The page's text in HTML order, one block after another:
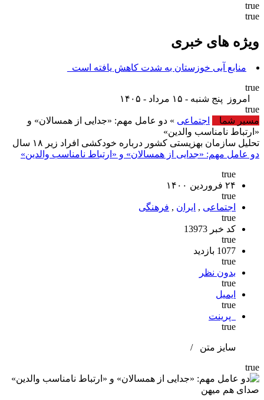
true
true
ویژه های خبری
نجار ر_
true
امروز پنج شنبه - ۱۵ مرداد - ۱۴۰۵
true
مسیر شما
اجتماعی » دو عامل مهم: «جدایی از همسالان» و
«ارتباط نامناسب والدین»
تحلیل سازمان بهزیستی کشور درباره خودکشی افراد زیر ۱۸ سال
دو عامل مهم: «جدایی از همسالان» و «ارتباط نامناسب والدین»
true
۲۴ فروردین ۱۴۰۰
true
اجتماعی , ایران , فرهنگی
true
کد خبر 13973
true
1077 بازدید
true
بدون نظر
true
ایمیل
true
پرینت
true
سایز متن
/
true
صدای هم میهن